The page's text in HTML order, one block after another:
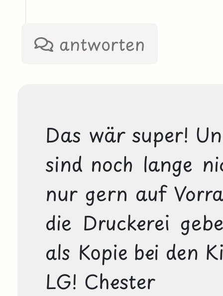
antworten
Das wär super!
sind noch lange
nur gern auf
die Druckerei
als Kopie bei den
LG! Chester